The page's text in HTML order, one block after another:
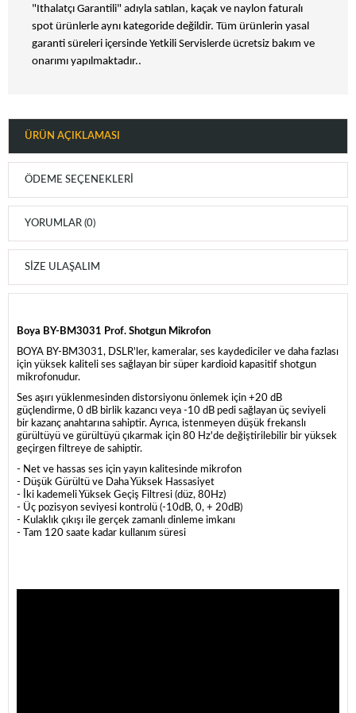
"Ithalatçı Garantili" adıyla satılan, kaçak ve naylon faturalı
spot ürünlerle aynı kategoride değildir. Tüm ürünlerin yasal
garanti süreleri içersinde Yetkili Servislerde ücretsiz bakım ve
onarımı yapılmaktadır..
ÜRÜN AÇIKLAMASI
ÖDEME SEÇENEKLERI
YORUMLAR (0)
SIZE ULAŞALIM
Boya BY-BM3031 Prof. Shotgun Mikrofon
BOYA BY-BM3031, DSLR'ler, kameralar, ses kaydediciler ve daha fazlası
için yüksek kaliteli ses sağlayan bir süper kardioid kapasitif shotgun
mikrofonudur.
Ses aşırı yüklenmesinden distorsiyonu önlemek için +20 dB
güçlendirme, 0 dB birlik kazancı veya -10 dB pedi sağlayan üç seviyeli
bir kazanç anahtarına sahiptir. Ayrıca, istenmeyen düşük frekanslı
gürültüyü ve gürültüyü çıkarmak için 80 Hz'de değiştirilebilir bir yüksek
geçirgen filtreye de sahiptir.
- Net ve hassas ses için yayın kalitesinde mikrofon
- Düşük Gürültü ve Daha Yüksek Hassasiyet
- İki kademeli Yüksek Geçiş Filtresi (düz, 80Hz)
- Üç pozisyon seviyesi kontrolü (-10dB, 0, + 20dB)
- Kulaklık çıkışı ile gerçek zamanlı dinleme imkanı
- Tam 120 saate kadar kullanım süresi